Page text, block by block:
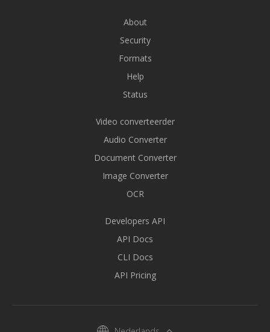
About
Security
Formats
Help
Status
Video converteerder
Audio Converter
Document Converter
Image Converter
OCR
Developers API
API Docs
CLI Docs
API Pricing